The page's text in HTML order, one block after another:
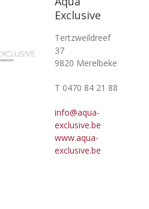
Exclusive
Tertzweildreef
37
9820 Merelbeke
T 0470 84 21 88
info@aqua-
exclusive.be
www.aqua-
exclusive.be